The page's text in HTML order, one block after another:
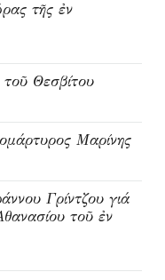
τῆς ἐν
Θεσβίτου
Μαρίνης
Γρίντζου γιά
τοῦ ἐν